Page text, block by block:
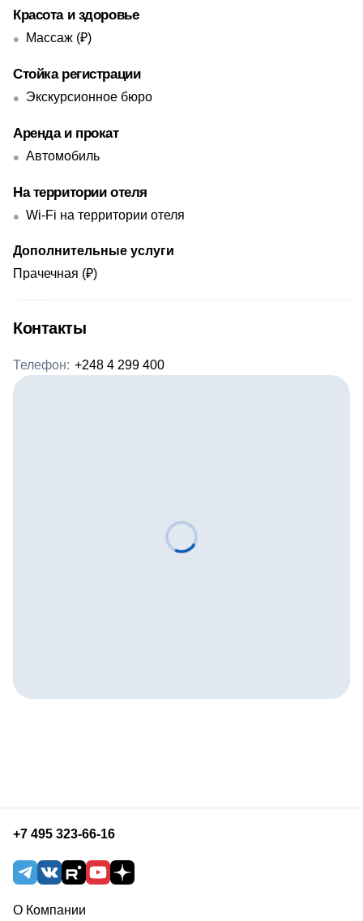
Красота и здоровье
Массаж (₽)
Стойка регистрации
Экскурсионное бюро
Аренда и прокат
Автомобиль
На территории отеля
Wi-Fi на территории отеля
Дополнительные услуги
Прачечная (₽)
Контакты
Телефон: +248 4 299 400
+7 495 323-66-16
О Компании